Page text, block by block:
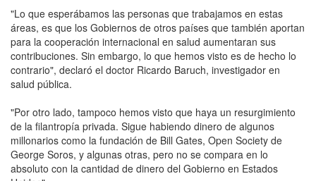
"Lo que esperábamos las personas que trabajamos en estas
áreas, es que los Gobiernos de otros países que también aportan
para la cooperación internacional en salud aumentaran sus
contribuciones. Sin embargo, lo que hemos visto es de hecho lo
contrario", declaró el doctor Ricardo Baruch, investigador en
salud pública.
"Por otro lado, tampoco hemos visto que haya un resurgimiento
de la filantropía privada. Sigue habiendo dinero de algunos
millonarios como la fundación de Bill Gates, Open Society de
George Soros, y algunas otras, pero no se compara en lo
absoluto con la cantidad de dinero del Gobierno en Estados